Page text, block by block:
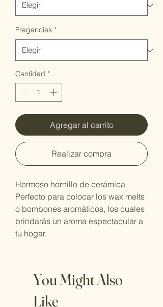
Fragancias *
Cantidad *
Agregar al carrito
Realizar compra
Hermoso hornillo de cerámica
Perfecto para colocar los wax melts
o bombones aromáticos, los cuales
brindarás un aroma espectacular a
tu hogar.
You Might Also
Like